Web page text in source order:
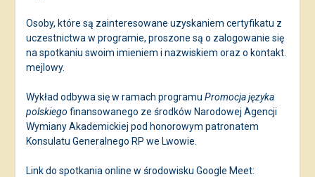
Osoby, które są zainteresowane uzyskaniem certyfikatu z
uczestnictwa w programie, proszone są o zalogowanie się
na spotkaniu swoim imieniem i nazwiskiem oraz o kontakt.
mejlowy.
Wykład odbywa się w ramach programu Promocja języka
polskiego finansowanego ze środków Narodowej Agencji
Wymiany Akademickiej pod honorowym patronatem
Konsulatu Generalnego RP we Lwowie.
Link do spotkania online w środowisku Google Meet: